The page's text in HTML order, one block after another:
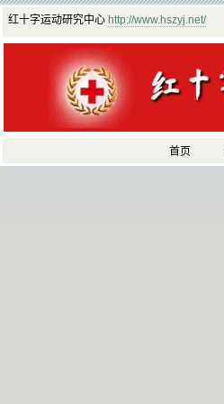
红十字运动研究中心 http://www.hszyj.net/
首页